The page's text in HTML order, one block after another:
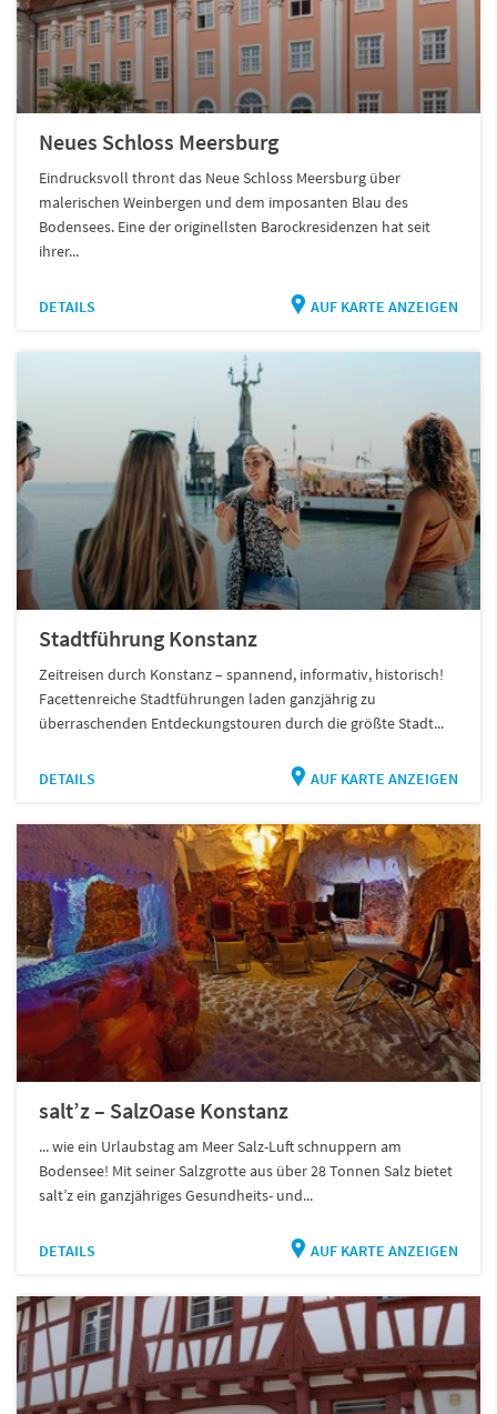
Neues Schloss Meersburg
Eindrucksvoll thront das Neue Schloss Meersburg über
malerischen Weinbergen und dem imposanten Blau des
Bodensees. Eine der originellsten Barockresidenzen hat seit
ihrer...
DETAILS AUF KARTE ANZEIGEN
Stadtführung Konstanz
Zeitreisen durch Konstanz – spannend, informativ, historisch!
Facettenreiche Stadtführungen laden ganzjährig zu
überraschenden Entdeckungstouren durch die größte Stadt...
DETAILS AUF KARTE ANZEIGEN
salt’z – SalzOase Konstanz
... wie ein Urlaubstag am Meer Salz-Luft schnuppern am
Bodensee! Mit seiner Salzgrotte aus über 28 Tonnen Salz bietet
salt’z ein ganzjähriges Gesundheits- und...
DETAILS AUF KARTE ANZEIGEN